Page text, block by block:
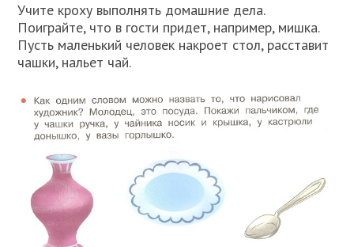
Учите кроху выполнять домашние дела.
Поиграйте, что в гости придет, например, мишка.
Пусть маленький человек накроет стол, расставит
чашки, нальет чай.